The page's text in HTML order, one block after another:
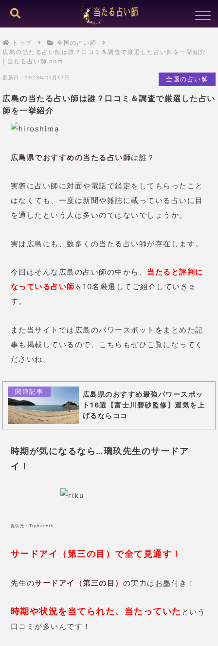
トップ
全国の占い師
広島の当たる占い師は誰？口コミ＆調査で厳選した占い師を一挙紹介
| 当たる占い師.com
更新日：2023年01月17日 全国の占い師
広島の当たる占い師は誰？口コミ＆調査で厳選した占い
師を一挙紹介
広島県でおすすめの当たる占い師は誰？
実際に占い師に対面や電話で鑑定をしてもらったこと
はなくても、一度は新聞や雑誌に載っている占いに目
を通したという人は多いのではないでしょうか。
実は広島にも、数多くの当たる占い師が存在します。
今回はそんな広島の占い師の中から、 当たると評判に
なっている占い師 を10名厳選してご紹介していきま
す。
また当サイトでは広島のパワースポットをまとめた記
事も掲載しているので、こちらもぜひご覧になってく
ださいね。
関連記事
広島県のおすすめ最強パワースポッ
ト16選【富士川碧砂監修】運気を上
げるならココ
時期が気になるなら…璃玖先生のサードア
イ！
提供元： Tiphereth
サードアイ（第三の目）で全て見通す！
先生のサードアイ（第三の目） の実力はお墨付き！
時期や状況を当てられた、当たっていた という
口コミが多いんです！